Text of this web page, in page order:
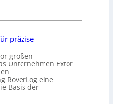
präzise
großen
Unternehmen Extor
RoverLog eine
Basis der